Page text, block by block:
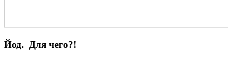
Йод. Для чего?!